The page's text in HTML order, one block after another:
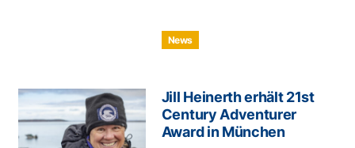
News
Jill Heinerth erhält 21st
Century Adventurer
Award in München